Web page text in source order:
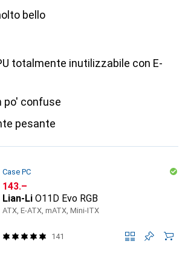
bello
totalmente inutilizzabile con E-
po' confuse
pesante
Case PC
CHF
143.–
Lian-Li O11D Evo RGB
ATX, E-ATX, mATX, Mini-ITX
141